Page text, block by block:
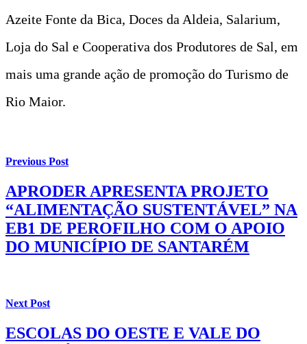
Azeite Fonte da Bica, Doces da Aldeia, Salarium,
Loja do Sal e Cooperativa dos Produtores de Sal, em
mais uma grande ação de promoção do Turismo de
Rio Maior.
Previous Post
APRODER APRESENTA PROJETO
“ALIMENTAÇÃO SUSTENTÁVEL” NA
EB1 DE PEROFILHO COM O APOIO
DO MUNICÍPIO DE SANTARÉM
Next Post
ESCOLAS DO OESTE E VALE DO